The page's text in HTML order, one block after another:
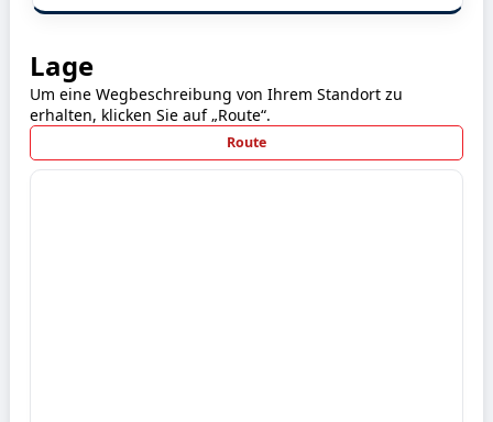
Lage
Um eine Wegbeschreibung von Ihrem Standort zu
erhalten, klicken Sie auf „Route“.
Route